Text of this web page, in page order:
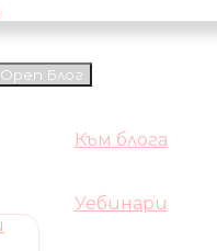
Open Блог
Към блога
Уебинари